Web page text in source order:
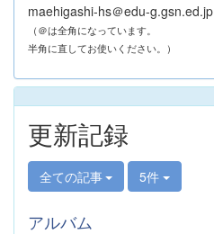
maehigashi-hs＠edu-g.gsn.ed.jp
（＠は全角になっています。
半角に直してお使いください。）
更新記録
全ての記事 5件
アルバム